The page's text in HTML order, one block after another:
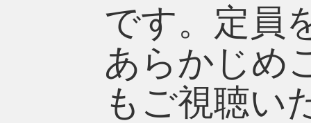
です。定員
あらかじめ
もご視聴い